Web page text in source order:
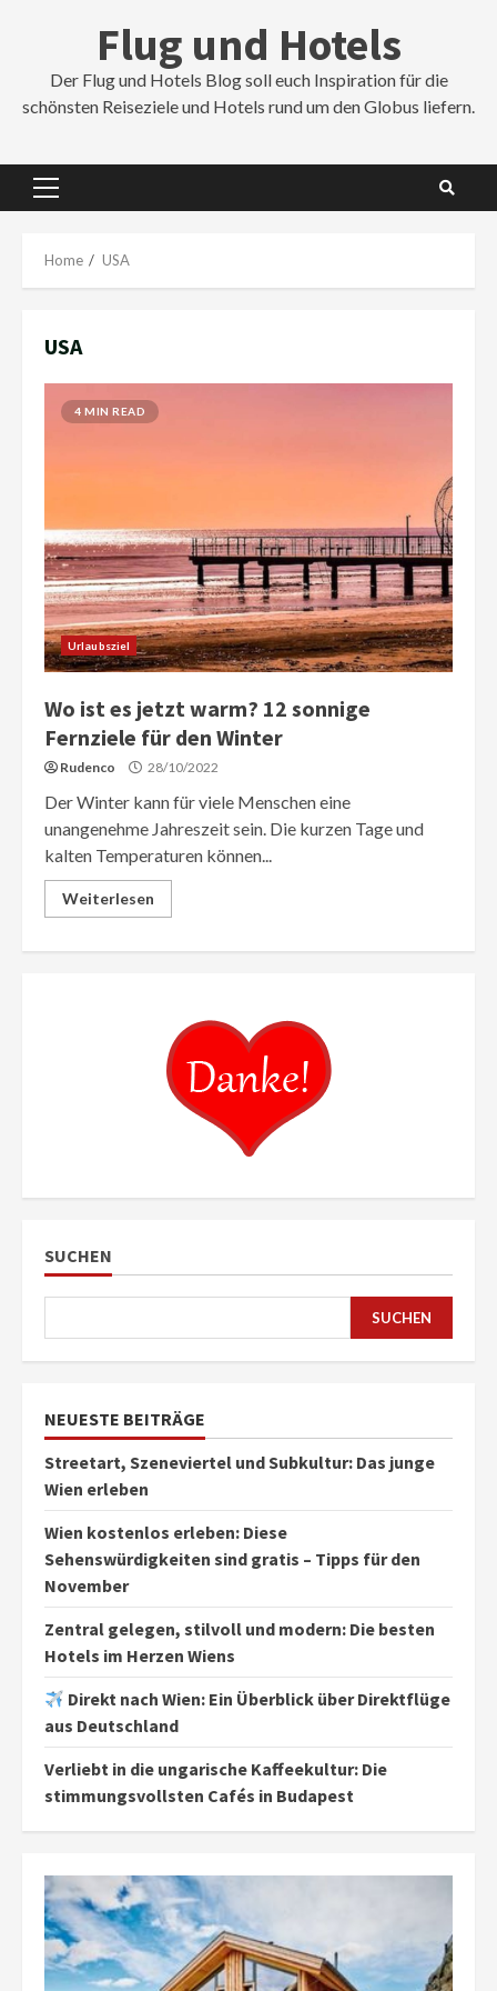
Flug und Hotels
Der Flug und Hotels Blog soll euch Inspiration für die
schönsten Reiseziele und Hotels rund um den Globus liefern.
Primary
Home USA
USA
4 MIN READ
Urlaubsziel
Wo ist es jetzt warm? 12 sonnige
Fernziele für den Winter
Rudenco 28/10/2022
Der Winter kann für viele Menschen eine
unangenehme Jahreszeit sein. Die kurzen Tage und
kalten Temperaturen können...
Weiterlesen
SUCHEN
SUCHEN
NEUESTE BEITRÄGE
Streetart, Szeneviertel und Subkultur: Das junge
Wien erleben
Wien kostenlos erleben: Diese
Sehenswürdigkeiten sind gratis – Tipps für den
November
Zentral gelegen, stilvoll und modern: Die besten
Hotels im Herzen Wiens
Direkt nach Wien: Ein Überblick über Direktflüge
aus Deutschland
Verliebt in die ungarische Kaffeekultur: Die
stimmungsvollsten Cafés in Budapest